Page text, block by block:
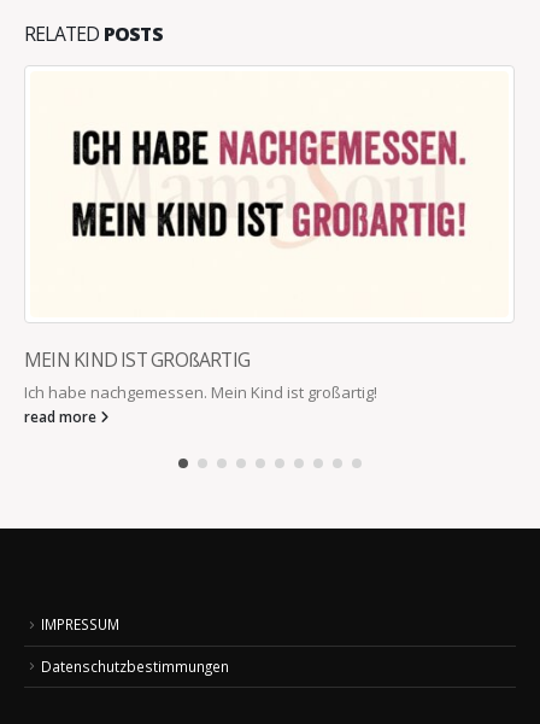
RELATED POSTS
MEIN KIND IST GROßARTIG
Ich habe nachgemessen. Mein Kind ist großartig!
read more
IMPRESSUM
Datenschutzbestimmungen